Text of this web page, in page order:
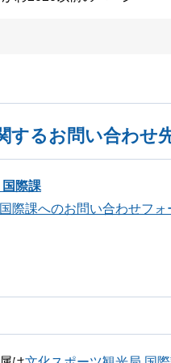
するお問い合わせ
際課
際課へのお問い合わせフォ